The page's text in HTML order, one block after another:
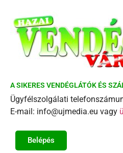
A SIKERES VENDÉGLÁTÓK ÉS
Ügyfélszolgálati
E-mail: info@ujmedia.eu vagy
Belépés